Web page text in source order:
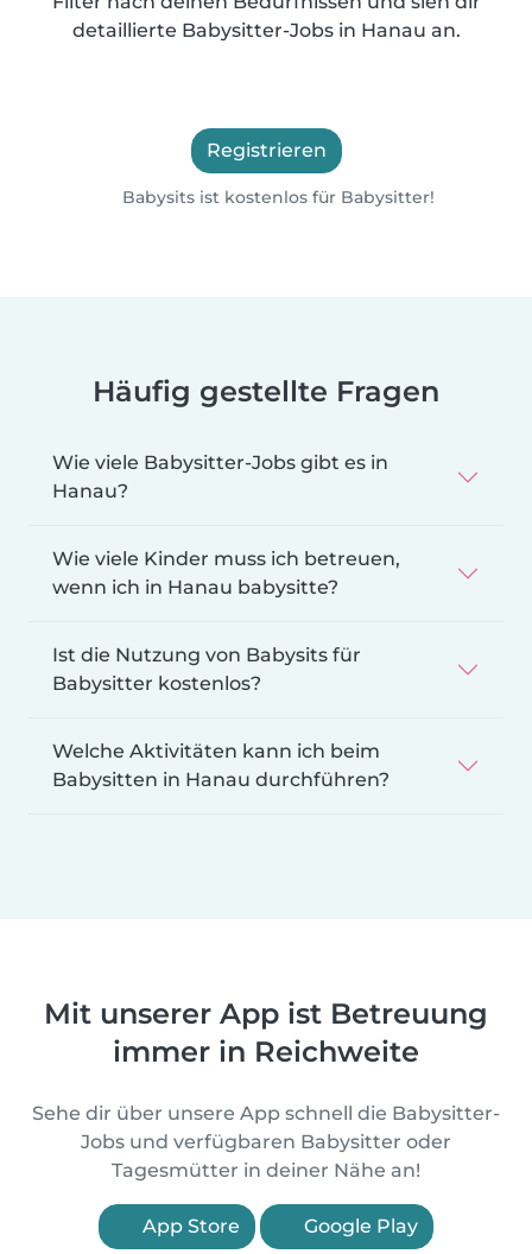
detaillierte Babysitter-Jobs in Hanau an.
Registrieren
Babysits ist kostenlos für Babysitter!
Häufig gestellte Fragen
Wie viele Babysitter-Jobs gibt es in
Hanau?
Wie viele Kinder muss ich betreuen,
wenn ich in Hanau babysitte?
Ist die Nutzung von Babysits für
Babysitter kostenlos?
Welche Aktivitäten kann ich beim
Babysitten in Hanau durchführen?
Mit unserer App ist Betreuung
immer in Reichweite
Sehe dir über unsere App schnell die Babysitter-
Jobs und verfügbaren Babysitter oder
Tagesmütter in deiner Nähe an!
App Store Google Play